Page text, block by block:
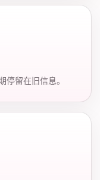
留在旧信息。